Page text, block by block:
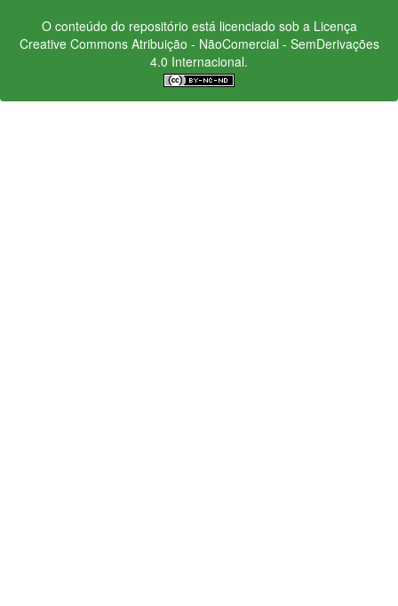
O conteúdo do repositório está licenciado sob a Licença
Creative CommonsAtribuição - NãoComercial - SemDerivações
4.0 Internacional.